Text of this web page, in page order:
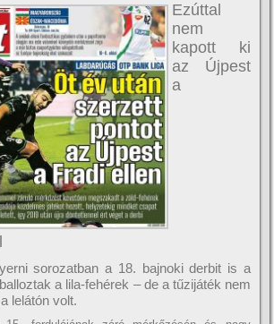
Ezúttal
nem
kapott ki
az Újpest
a
sorozatban a 18. bajnoki derbit is a
a lila-fehérek – de a tűzijáték nem
lelátón volt.